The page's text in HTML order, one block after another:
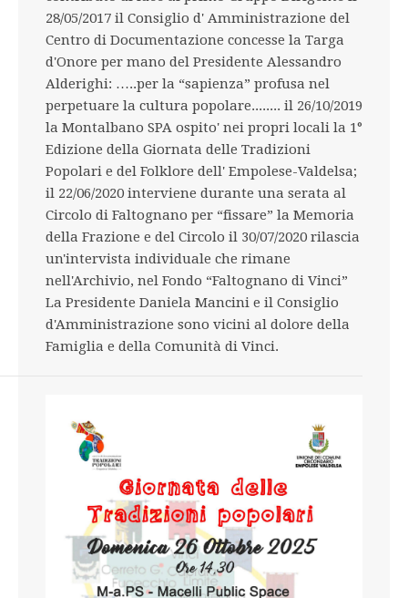
28/05/2017 il Consiglio d' Amministrazione del
Centro di Documentazione concesse la Targa
d'Onore per mano del Presidente Alessandro
Alderighi: …..per la “sapienza” profusa nel
perpetuare la cultura popolare........ il 26/10/2019
la Montalbano SPA ospito' nei propri locali la 1°
Edizione della Giornata delle Tradizioni
Popolari e del Folklore dell' Empolese-Valdelsa;
il 22/06/2020 interviene durante una serata al
Circolo di Faltognano per “fissare” la Memoria
della Frazione e del Circolo il 30/07/2020 rilascia
un'intervista individuale che rimane
nell'Archivio, nel Fondo “Faltognano di Vinci”
La Presidente Daniela Mancini e il Consiglio
d'Amministrazione sono vicini al dolore della
Famiglia e della Comunità di Vinci.